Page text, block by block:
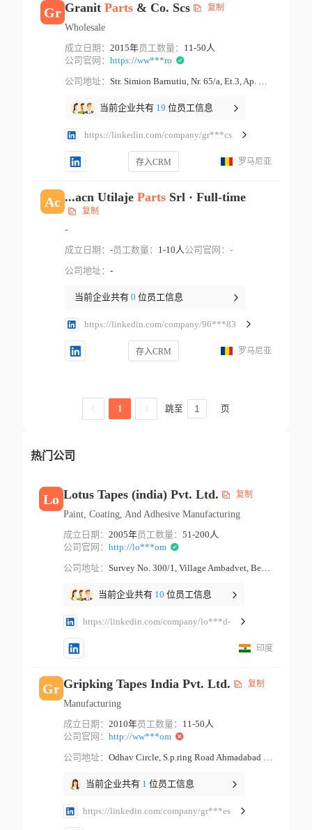
Gr Granit Parts& Co. Scs 复制
Wholesale
成立日期： 2015年员工数量： 11-50人
公司官网： https://ww***ro
公司地址：
Str. Simion Barnutiu, Nr. 65/a, Et.3, Ap. 3 Timisoara Timis
当前企业共有 19 位员工信息
https://linkedin.com/company/gr***cs
存入CRM 罗马尼亚
Ac ...acn Utilaje PartsSrl · Full-time
复制
-
成立日期： -员工数量： 1-10人公司官网： -
公司地址： -
当前企业共有 0 位员工信息
https://linkedin.com/company/96***83
存入CRM 罗马尼亚
1 跳至 页
热门公司
Lo Lotus Tapes (india) Pvt. Ltd. 复制
Paint, Coating, And Adhesive Manufacturing
成立日期： 2005年员工数量： 51-200人
公司官网： http://lo***om
公司地址：
Survey No. 300/1, Village Ambadvet, Behind Datta Temple Pune Maharashtra
当前企业共有 10 位员工信息
https://linkedin.com/company/lo***d-
印度
Gr Gripking Tapes India Pvt. Ltd. 复制
Manufacturing
成立日期： 2010年员工数量： 11-50人
公司官网： http://ww***om
公司地址：
Odhav Circle, S.p.ring Road Ahmadabad Gujarat
当前企业共有 1 位员工信息
https://linkedin.com/company/gr***es